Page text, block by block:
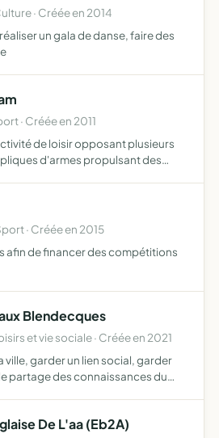
· Créée en 2014
un gala de danse, faire des
· Créée en 2011
de loisir opposant plusieurs
d'armes propulsant des
· Créée en 2015
afin de financer des compétitions
Blendecques
et vie sociale · Créée en 2021
ville, garder un lien social, garder
partage des connaissances du
De L'aa (Eb2A)